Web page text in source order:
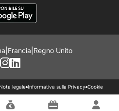
Francia Regno Unito
legale Informativa sulla Privacy Cookie